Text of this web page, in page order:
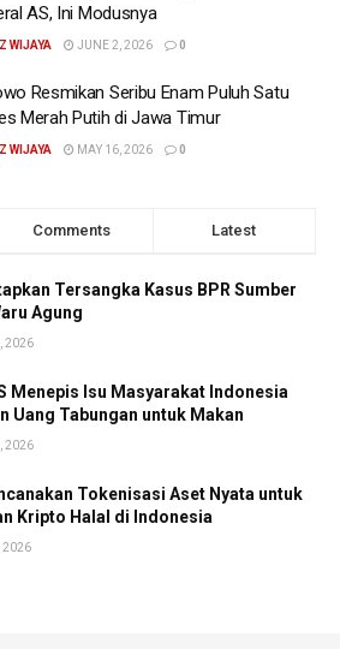
AS, Ini Modusnya
WIJAYA JUNE 2, 2026 0
Resmikan Seribu Enam Puluh Satu
Merah Putih di Jawa Timur
WIJAYA MAY 16, 2026 0
Comments Latest
Tersangka Kasus BPR Sumber
Agung
2026
Menepis Isu Masyarakat Indonesia
Uang Tabungan untuk Makan
2026
Tokenisasi Aset Nyata untuk
Kripto Halal di Indonesia
2026